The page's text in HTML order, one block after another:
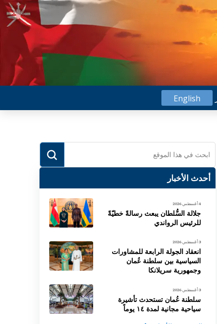
English
Search
Submit
أحدث الأخبار
4 أغسطس 2026
جلالة السُّلطان يبعث رسالةً خطيّةً
للرئيس الرواندي
3 أغسطس 2026
انعقاد الجولة الرابعة للمشاورات
السياسية بين سلطنة عُمان
وجمهورية سريلانكا
3 أغسطس 2026
سلطنة عُمان تستحدث تأشيرة
سياحية مجانية لمدة ١٤ يوماً